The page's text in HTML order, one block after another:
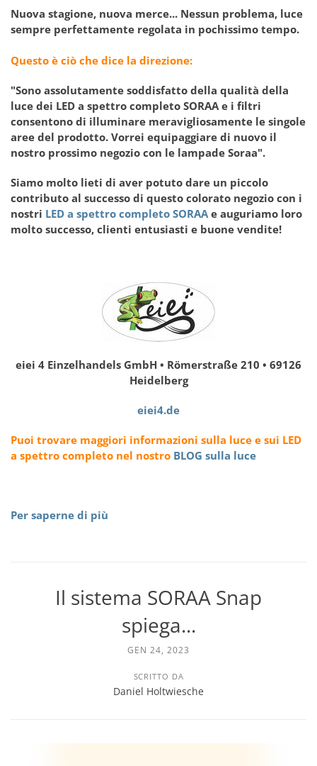
Nuova stagione, nuova merce... Nessun problema, luce
sempre perfettamente regolata in pochissimo tempo.
Questo è ciò che dice la direzione:
"Sono assolutamente soddisfatto della qualità della
luce dei LED a spettro completo SORAA e i filtri
consentono di illuminare meravigliosamente le singole
aree del prodotto. Vorrei equipaggiare di nuovo il
nostro prossimo negozio con le lampade Soraa".
Siamo molto lieti di aver potuto dare un piccolo
contributo al successo di questo colorato negozio con i
nostri LED a spettro completo SORAA e auguriamo loro
molto successo, clienti entusiasti e buone vendite!
eiei 4 Einzelhandels GmbH • Römerstraße 210 • 69126
Heidelberg
eiei4.de
Puoi trovare maggiori informazioni sulla luce e sui LED
a spettro completo nel nostro BLOG sulla luce
Per saperne di più
Il sistema SORAA Snap
spiega...
GEN 24, 2023
SCRITTO DA
Daniel Holtwiesche